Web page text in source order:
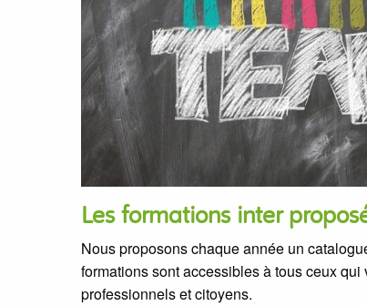
Les formations inter
Nous proposons chaque année un
formations sont accessibles à tous ceux
professionnels et citoyens.